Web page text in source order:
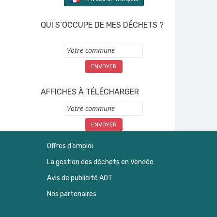
QUI S’OCCUPE DE MES DÉCHETS ?
Commune
AFFICHES À TÉLÉCHARGER
Commune
Offres d’emploi
La gestion des déchets en Vendée
Avis de publicité AOT
Nos partenaires